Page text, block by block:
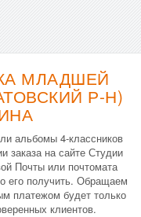
МЛАДШЕЙ
Р-Н)
альбомы 4-классников
заказа на сайте Студии
Почты или почтомата
его получить. Обращаем
платежом будет только
клиентов.